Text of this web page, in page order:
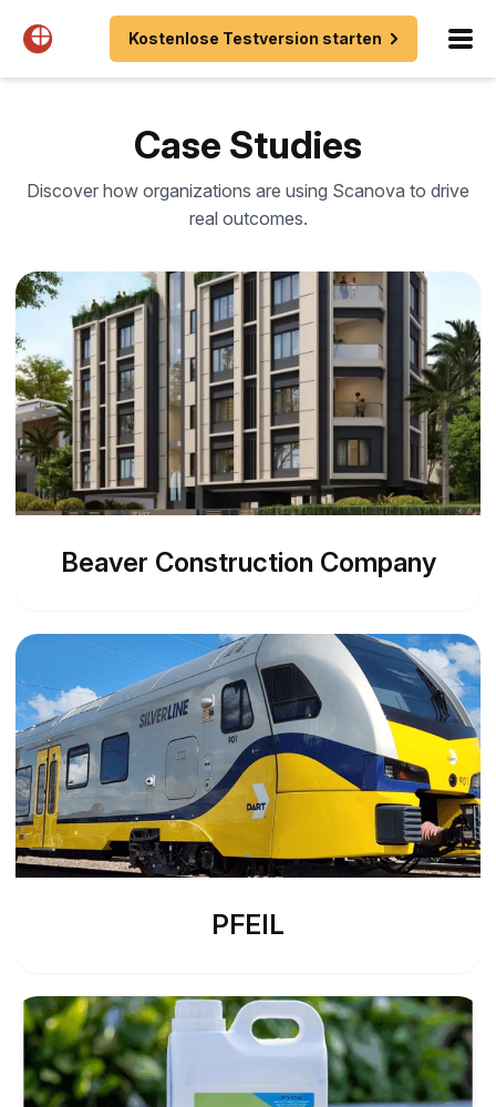
Kostenlose Testversion starten
Case Studies
Discover how organizations are using Scanova to drive
real outcomes.
Beaver Construction Company
PFEIL